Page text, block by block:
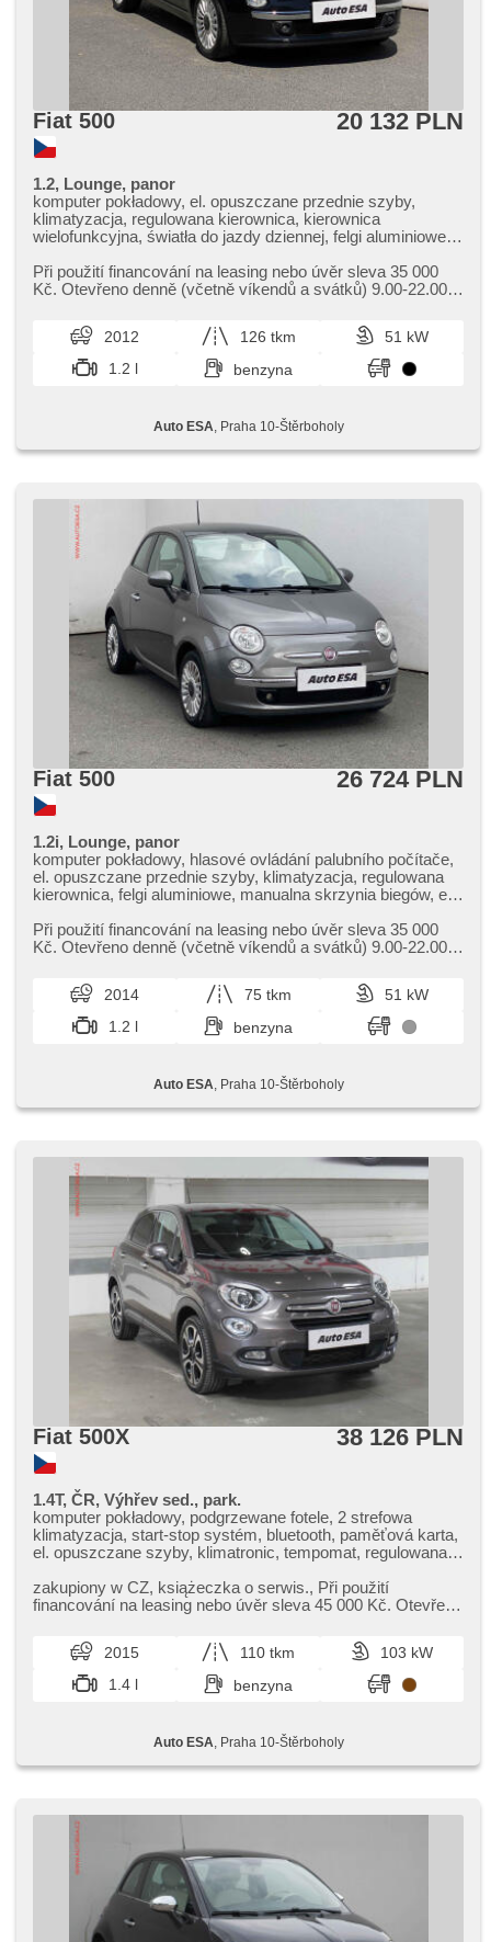
Fiat 500 20 132 PLN
1.2, Lounge, panor
komputer pokładowy, el. opuszczane przednie szyby,
klimatyzacja, regulowana kierownica, kierownica
wielofunkcyjna, światła do jazdy dziennej, felgi aluminiowe,
układu kierowniczego, zamykanie centralne - zdalne,
stabilizacja podwozia (ESP), halogeny, ABS, 6x poduszka
Při použití financování na leasing nebo úvěr sleva 35 000
Kč. Otevřeno denně (včetně víkendů a svátků) 9.00​-22.00
2012 126 tkm
51 kW
1.2 l
benzyna
Auto ESA , Praha 10-Štěrboholy
Fiat 500 26 724 PLN
1.2i, Lounge, panor
komputer pokładowy, hlasové ovládání palubního počítače,
el. opuszczane przednie szyby, klimatyzacja, regulowana
kierownica, felgi aluminiowe, manualna skrzynia biegów, el.
centralne - zdalne, stabilizacja podwozia (ESP), halogeny,
ABS, 6x poduszka powietrzna
Při použití financování na leasing nebo úvěr sleva 35 000
Kč. Otevřeno denně (včetně víkendů a svátků) 9.00​-22.00
2014 75 tkm
51 kW
1.2 l
benzyna
Auto ESA , Praha 10-Štěrboholy
Fiat 500X 38 126 PLN
1.4T, ČR, Výhřev sed., park.
komputer pokładowy, podgrzewane fotele, 2 strefowa
klimatyzacja, start-stop systém, bluetooth, paměťová karta,
el. opuszczane szyby, klimatronic, tempomat, regulowana
szyby, bezklíčové odemykání, światła do jazdy dziennej,
volba jízdního režimu, felgi aluminiowe, manualna skrzynia
centralny zamek, zamykanie centralne - zdalne, stabilizacja
podwozia (ESP), czujnik deszczu, halogeny, czujnik
ciśnienia opon, przycisk start, ABS, alarm, parkovací
senzory zadní, isofix, samostmívací zrcátka, elektronická
zakupiony w CZ,​ książeczka o serwis.,​ Při použití
financování na leasing nebo úvěr sleva 45 000 Kč. Otevřeno
2015 110 tkm
103 kW
1.4 l
benzyna
Auto ESA , Praha 10-Štěrboholy